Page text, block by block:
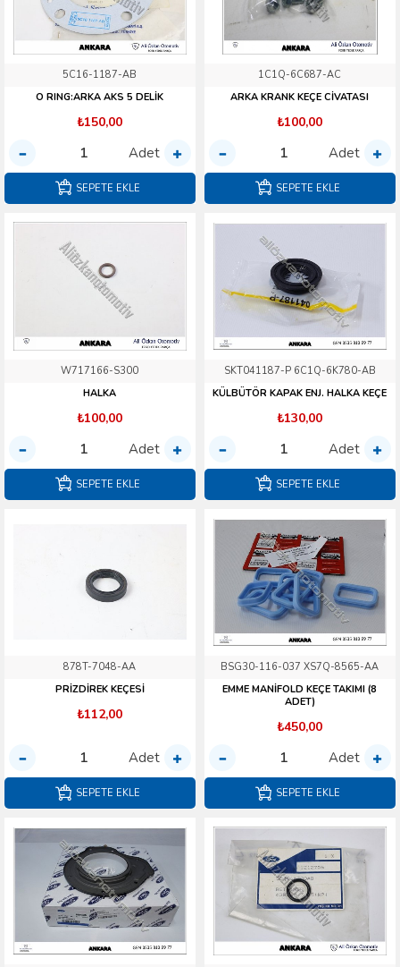
5C16-1187-AB
O RING:ARKA AKS 5 DELİK
₺150,00
Adet
SEPETE EKLE
1C1Q-6C687-AC
ARKA KRANK KEÇE CİVATASI
₺100,00
Adet
SEPETE EKLE
W717166-S300
HALKA
₺100,00
Adet
SEPETE EKLE
SKT041187-P 6C1Q-6K780-AB
KÜLBÜTÖR KAPAK ENJ. HALKA KEÇE
₺130,00
Adet
SEPETE EKLE
878T-7048-AA
PRİZDİREK KEÇESİ
₺112,00
Adet
SEPETE EKLE
BSG30-116-037 XS7Q-8565-AA
EMME MANİFOLD KEÇE TAKIMI (8
ADET)
₺450,00
Adet
SEPETE EKLE